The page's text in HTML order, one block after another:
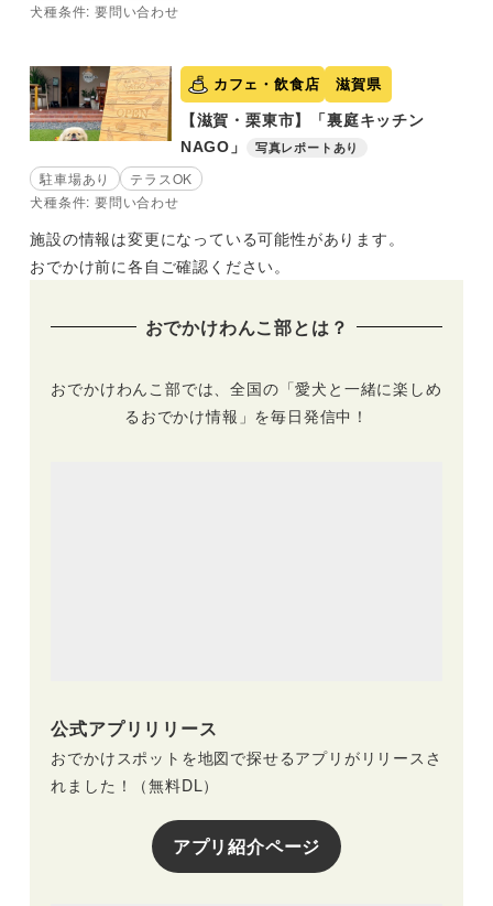
犬種条件: 要問い合わせ
カフェ・飲食店 滋賀県
【滋賀・栗東市】「裏庭キッチン
NAGO」
写真レポートあり
駐車場あり
テラスOK
犬種条件: 要問い合わせ
施設の情報は変更になっている可能性があります。
おでかけ前に各自ご確認ください。
おでかけわんこ部とは？
おでかけわんこ部では、全国の「愛犬と一緒に楽しめ
るおでかけ情報」を毎日発信中！
公式アプリリリース
おでかけスポットを地図で探せるアプリがリリースさ
れました！（無料DL）
アプリ紹介ページ